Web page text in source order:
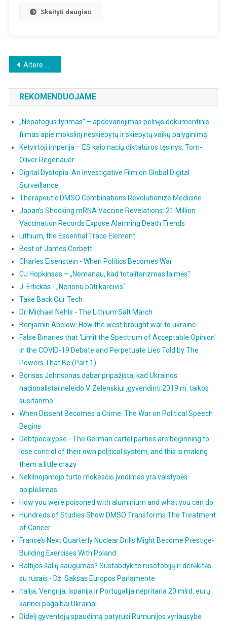
Skaityti daugiau
Beitragsnavigation
Ältere Beiträge
REKOMENDUOJAME
„Nepatogus tyrimas“ – apdovanojimas pelnęs dokumentinis
filmas apie mokslinį neskiepytų ir skiepytų vaikų palyginimą
Ketvirtoji imperija – ES kaip nacių diktatūros tęsinys. Tom-
Oliver Regenauer
Digital Dystopia: An Investigative Film on Global Digital
Surveillance
Therapeutic DMSO Combinations Revolutionize Medicine
Japan’s Shocking mRNA Vaccine Revelations: 21 Million
Vaccination Records Expose Alarming Death Trends
Lithium, the Essential Trace Element
Best of James Corbett
Charles Eisenstein - When Politics Becomes War
CJ Hopkinsas – „Nemanau, kad totalitarizmas laimės“
J. Erlickas - „Nenoriu būti kareivis“
Take Back Our Tech
Dr. Michael Nehls - The Lithium Salt March
Benjamin Abelow: How the west brought war to ukraine
False Binaries that 'Limit the Spectrum of Acceptable Opinion'
in the COVID-19 Debate and Perpetuate Lies Told by The
Powers That Be (Part 1)
Borisas Johnsonas dabar pripažįsta, kad Ukrainos
nacionalistai neleido V. Zelenskiui įgyvendinti 2019 m. taikos
susitarimo
When Dissent Becomes a Crime: The War on Political Speech
Begins
Debtpocalypse - The German cartel parties are beginning to
lose control of their own political system, and this is making
them a little crazy
Nekilnojamojo turto mokesčio įvedimas yra valstybės
apiplėšimas
How you were poisoned with aluminium and what you can do
Hundreds of Studies Show DMSO Transforms The Treatment
of Cancer
France’s Next Quarterly Nuclear Drills Might Become Prestige-
Building Exercises With Poland
Baltijos šalių saugumas? Sustabdykite rusofobiją ir derėkitės
su rusais - Dž. Saksas Europos Parlamente
Italija, Vengrija, Ispanija ir Portugalija nepritaria 20 mlrd. eurų
karinei pagalbai Ukrainai
Didelį gyventojų spaudimą patyrusi Rumunijos vyriausybė